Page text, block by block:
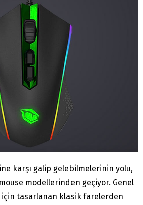
karşı galip gelebilmelerinin yolu,
modellerinden geçiyor. Genel
için tasarlanan klasik farelerden